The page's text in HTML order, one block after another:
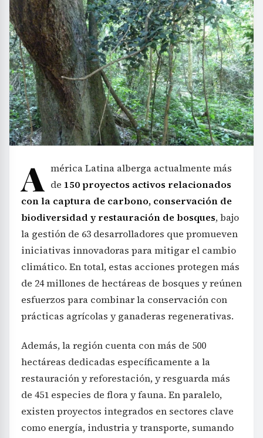
A mérica Latina alberga actualmente más
de 150 proyectos activos relacionados
con la captura de carbono, conservación de
biodiversidad y restauración de bosques, bajo
la gestión de 63 desarrolladores que promueven
iniciativas innovadoras para mitigar el cambio
climático. En total, estas acciones protegen más
de 24 millones de hectáreas de bosques y reúnen
esfuerzos para combinar la conservación con
prácticas agrícolas y ganaderas regenerativas.
Además, la región cuenta con más de 500
hectáreas dedicadas específicamente a la
restauración y reforestación, y resguarda más
de 451 especies de flora y fauna. En paralelo,
existen proyectos integrados en sectores clave
como energía, industria y transporte, sumando